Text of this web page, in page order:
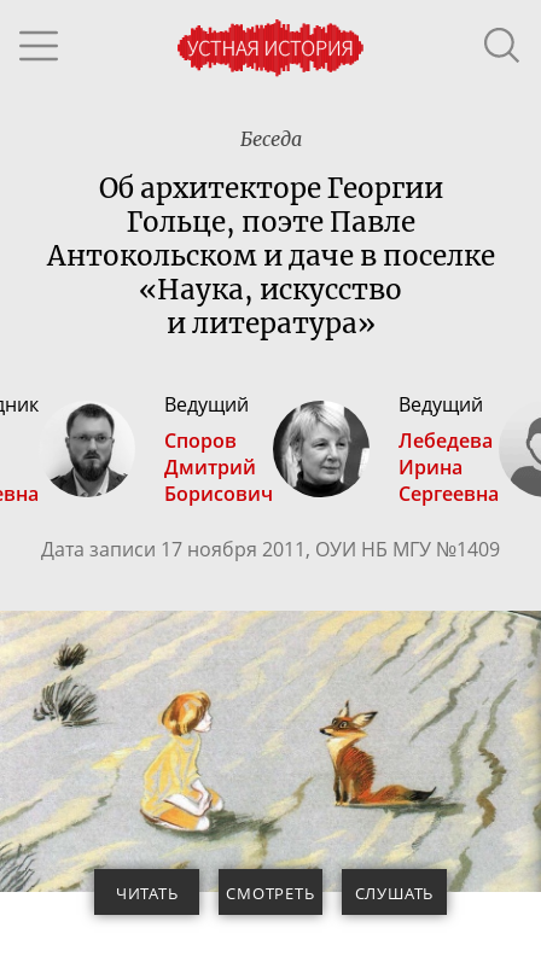
Беседа
Об архитекторе Георгии
Гольце, поэте Павле
Антокольском и даче в поселке
«Наука, искусство
и литература»
Ведущий
Споров
Дмитрий
Борисович
Ведущий
Лебедева
Ирина
Сергеевна
Дата записи 17 ноября 2011, ОУИ НБ МГУ №1409
ЧИТАТЬ СМОТРЕТЬ СЛУШАТЬ